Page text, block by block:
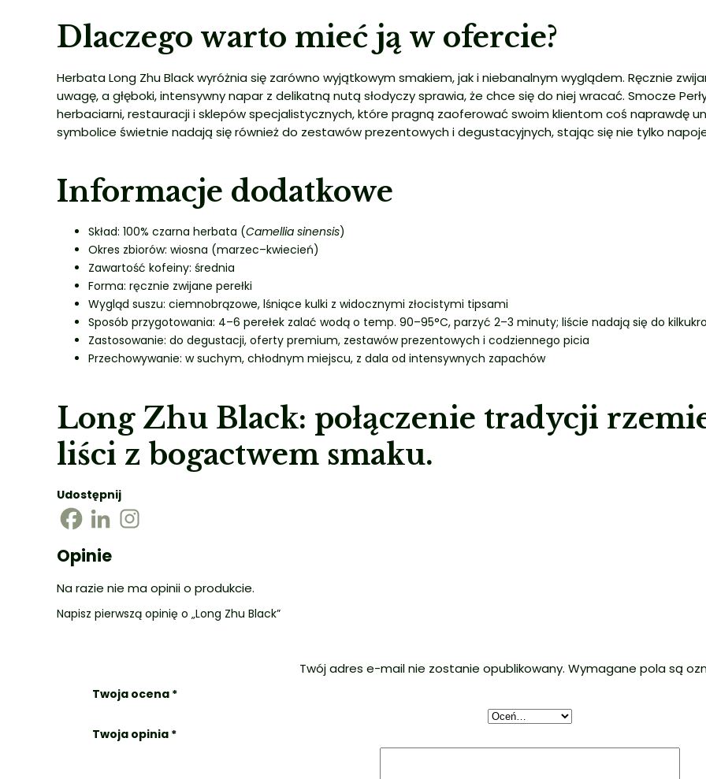
Dlaczego warto mieć ją w ofercie?
Herbata Long Zhu Black wyróżnia się zarówno wyjątkowym smakiem, jak i niebanalnym wyglądem. Ręcznie
uwagę, a głęboki, intensywny napar z delikatną nutą słodyczy sprawia, że chce się do niej wracać. Smocze
herbaciarni, restauracji i sklepów specjalistycznych, które pragną zaoferować swoim klientom coś naprawdę
symbolice świetnie nadają się również do zestawów prezentowych i degustacyjnych, stając się nie tylko
Informacje dodatkowe
Skład: 100% czarna herbata (Camellia sinensis)
Okres zbiorów: wiosna (marzec–kwiecień)
Zawartość kofeiny: średnia
Forma: ręcznie zwijane perełki
Wygląd suszu: ciemnobrązowe, lśniące kulki z widocznymi złocistymi tipsami
Sposób przygotowania: 4–6 perełek zalać wodą o temp. 90–95°C, parzyć 2–3 minuty; liście nadają się do
Zastosowanie: do degustacji, oferty premium, zestawów prezentowych i codziennego picia
Przechowywanie: w suchym, chłodnym miejscu, z dala od intensywnych zapachów
Long Zhu Black: połączenie tradycji
liści z bogactwem smaku.
Udostępnij
Opinie
Na razie nie ma opinii o produkcie.
Napisz pierwszą opinię o „Long Zhu Black”
Twój adres e-mail nie zostanie opublikowany. Wymagane pola są
Twoja ocena *
Twoja opinia *